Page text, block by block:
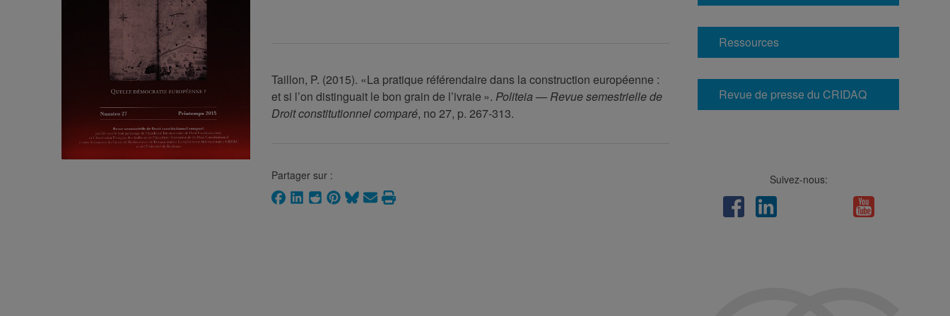
Taillon, P. (2015). «La pratique référendaire dans la construction européenne :
et si l’on distinguait le bon grain de l’ivraie ». Politeia — Revue semestrielle de
Droit constitutionnel comparé, no 27, p. 267-313.
Partager sur :
Ressources
Revue de presse du CRIDAQ
Suivez-nous:
FacebookLinkedIn Soundcloud
Youtube